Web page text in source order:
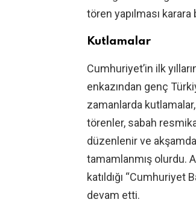
tören yapılması karara
Kutlamalar
Cumhuriyet’in ilk
enkazından genç
zamanlarda
törenler, sabah
düzenlenir ve
tamamlanmış olurdu.
katıldığı “Cumhuriyet
devam etti.